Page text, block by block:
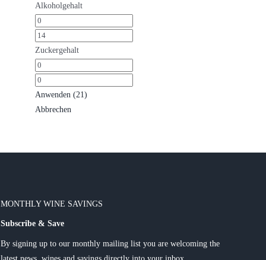
Alkoholgehalt
Zuckergehalt
Anwenden(21)
Abbrechen
MONTHLY WINE SAVINGS
Subscribe & Save
By signing up to our monthly mailing list you are welcoming the